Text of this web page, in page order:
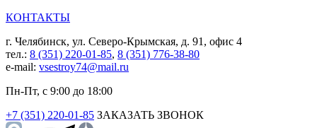
КОНТАКТЫ
г. Челябинск, ул. Северо-Крымская, д. 91, офис 4
тел.: 8 (351) 220-01-85, 8 (351) 776-38-80
e-mail: vsestroy74@mail.ru
Пн-Пт, с 9:00 до 18:00
+7 (351) 220-01-85 ЗАКАЗАТЬ ЗВОНОК